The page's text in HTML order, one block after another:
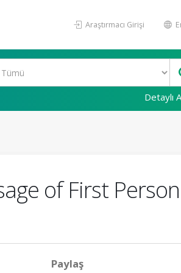
Araştırmacı Girişi
Detaylı
of First Person
Paylaş